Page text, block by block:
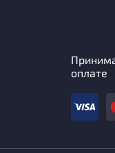
оплате